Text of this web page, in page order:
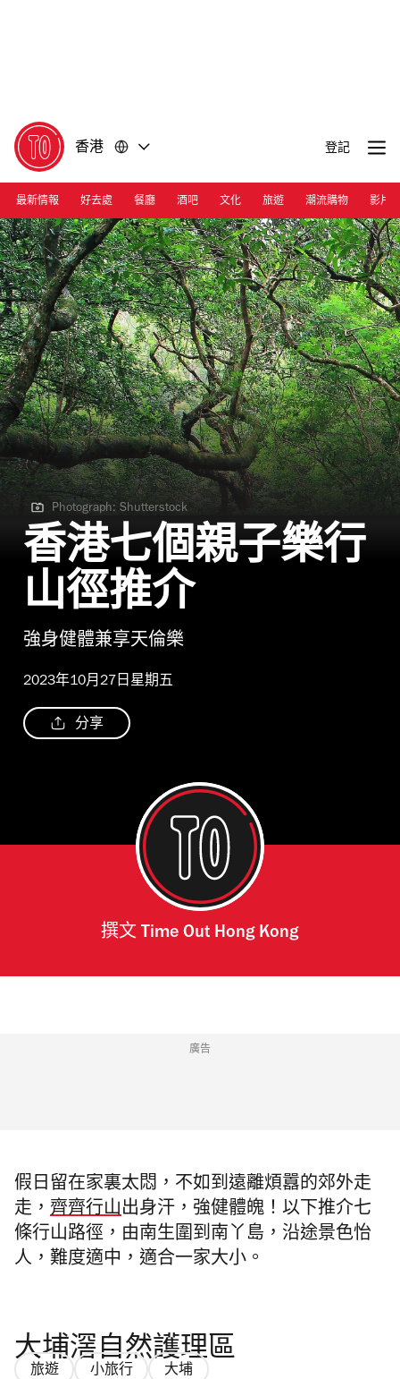
香港 登記
最新情報 好去處 餐廳 酒吧 文化 旅遊 潮流購物 影片
Photograph: Shutterstock
Photograph: Shutterstock
香港七個親子樂行
山徑推介
強身健體兼享天倫樂
2023年10月27日星期五
分享
撰文 Time Out Hong Kong
廣告
假日留在家裏太悶，不如到遠離煩囂的郊外走
走， 齊齊行山出身汗，強健體魄！以下推介七
條行山路徑，由南生圍到南丫島，沿途景色怡
人，難度適中，適合一家大小。
大埔滘自然護理區
旅遊 小旅行 大埔